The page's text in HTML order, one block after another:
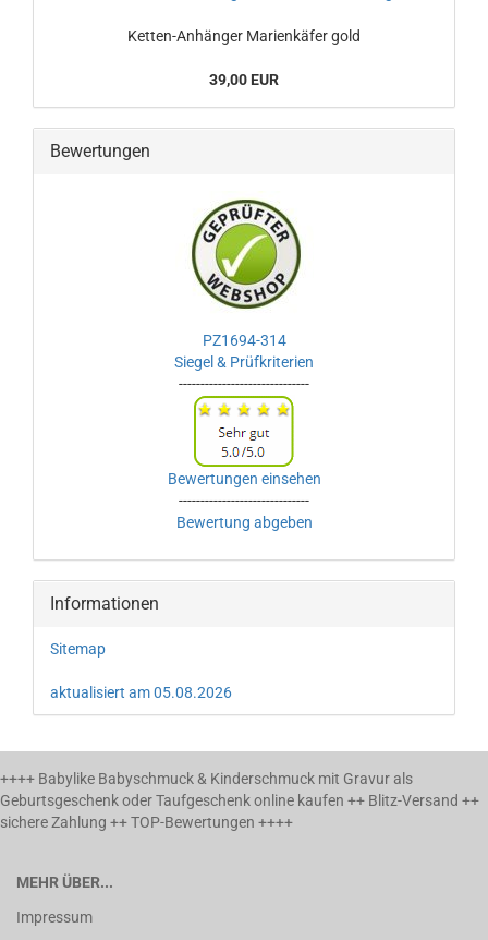
Ketten-Anhänger Marienkäfer gold
39,00 EUR
Bewertungen
PZ1694-314
Siegel & Prüfkriterien
------------------------------
Bewertungen einsehen
------------------------------
Bewertung abgeben
Informationen
Sitemap
aktualisiert am 05.08.2026
++++ Babylike Babyschmuck & Kinderschmuck mit Gravur als
Geburtsgeschenk oder Taufgeschenk online kaufen ++ Blitz-Versand ++
sichere Zahlung ++ TOP-Bewertungen ++++
MEHR ÜBER...
Impressum